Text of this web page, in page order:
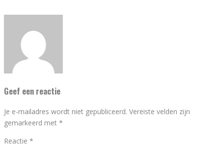
Geef een reactie
Je e-mailadres wordt niet gepubliceerd. Vereiste velden zijn
gemarkeerd met *
Reactie *